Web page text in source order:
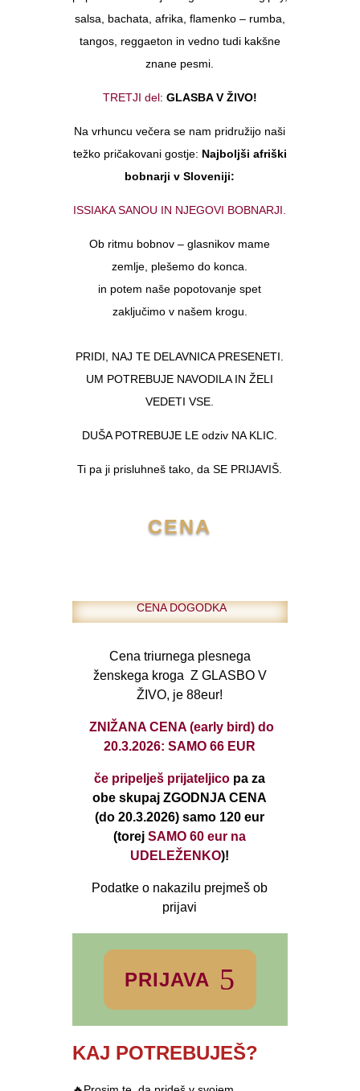
salsa, bachata, afrika, flamenko – rumba,
tangos, reggaeton in vedno tudi kakšne
znane pesmi.
TRETJI del: GLASBA V ŽIVO!
Na vrhuncu večera se nam pridružijo naši
težko pričakovani gostje: Najboljši afriški
bobnarji v Sloveniji:
ISSIAKA SANOU IN NJEGOVI BOBNARJI.
Ob ritmu bobnov – glasnikov mame
zemlje, plešemo do konca.
in potem naše popotovanje spet
zaključimo v našem krogu.
PRIDI, NAJ TE DELAVNICA PRESENETI.
UM POTREBUJE NAVODILA IN ŽELI
VEDETI VSE.
DUŠA POTREBUJE LE odziv NA KLIC.
Ti pa ji prisluhneš tako, da SE PRIJAVIŠ.
CENA
CENA DOGODKA
Cena triurnega plesnega
ženskega kroga Z GLASBO V
ŽIVO, je 88eur!
ZNIŽANA CENA (early bird) do
20.3.2026: SAMO 66 EUR
če pripelješ prijateljico pa za
obe skupaj ZGODNJA CENA
(do 20.3.2026)samo 120 eur
(torejSAMO 60 eur na
UDELEŽENKO)!
Podatke o nakazilu prejmeš ob
prijavi
PRIJAVA
KAJ POTREBUJEŠ?